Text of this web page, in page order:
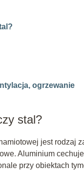
ogrzewanie
stal?
jest rodzaj
Aluminium
przy obiektach